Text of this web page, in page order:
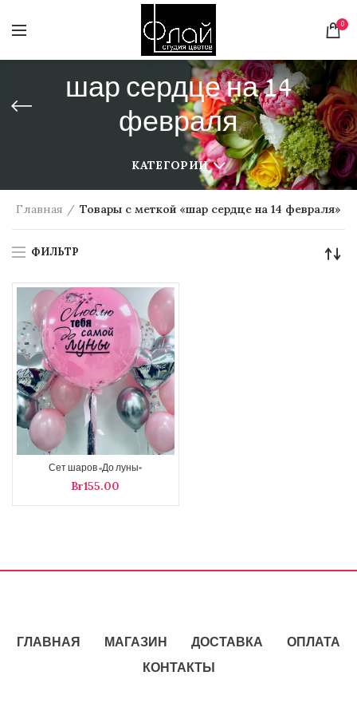
0
шар сердце на 14
февраля
КАТЕГОРИИ
Главная Товары с меткой «шар сердце на 14 февраля»
ФИЛЬТР
Сет шаров «До луны»
Br
ГЛАВНАЯ МАГАЗИН ДОСТАВКА
ОПЛАТА
КОНТАКТЫ